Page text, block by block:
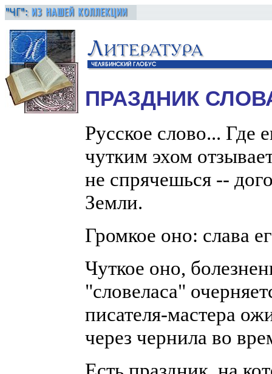
ПРАЗДНИК
Русское слово... Где
чутким эхом
не спрячешься --
Земли.
Громкое оно: слава
Чуткое оно,
"словеласа"
писателя-мастера
через чернила во